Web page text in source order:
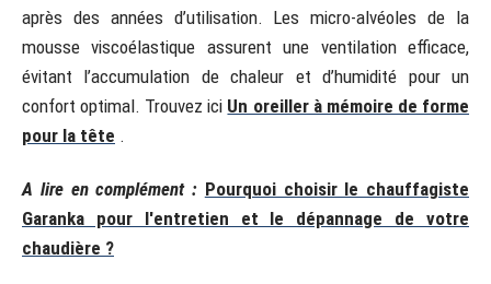
après des années d’utilisation. Les micro-alvéoles de la
mousse viscoélastique assurent une ventilation efficace,
évitant l’accumulation de chaleur et d’humidité pour un
confort optimal. Trouvez ici Un oreiller à mémoire de forme
pour la tête .
A lire en complément : Pourquoi choisir le chauffagiste
Garanka pour l'entretien et le dépannage de votre
chaudière ?